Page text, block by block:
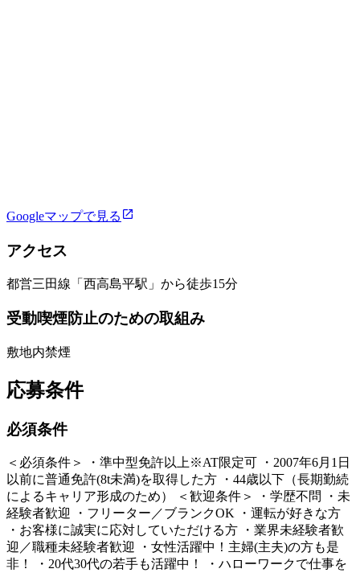
Googleマップで見る
アクセス
都営三田線「西高島平駅」から徒歩15分
受動喫煙防止のための取組み
敷地内禁煙
応募条件
必須条件
＜必須条件＞ ・準中型免許以上※AT限定可 ・2007年6月1日
以前に普通免許(8t未満)を取得した方 ・44歳以下（長期勤続
によるキャリア形成のため） ＜歓迎条件＞ ・学歴不問 ・未
経験者歓迎 ・フリーター／ブランクOK ・運転が好きな方
・お客様に誠実に応対していただける方 ・業界未経験者歓
迎／職種未経験者歓迎 ・女性活躍中！主婦(主夫)の方も是
非！ ・20代30代の若手も活躍中！ ・ハローワークで仕事を